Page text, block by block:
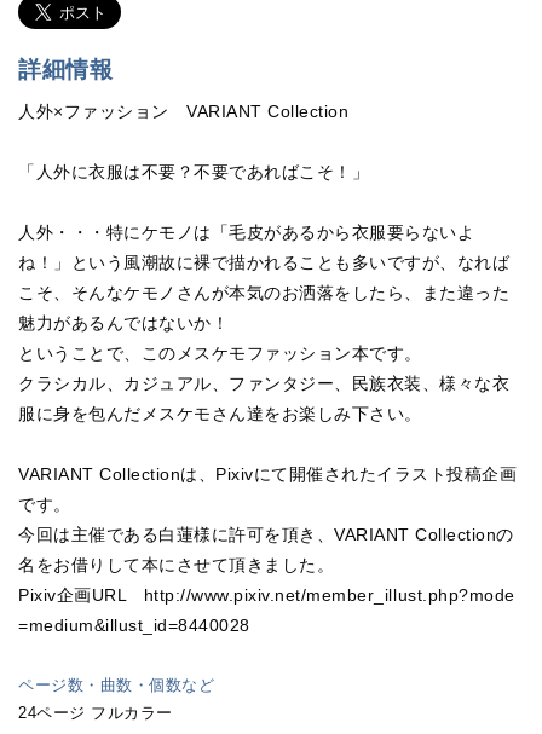
詳細情報
人外×ファッション VARIANT Collection
「人外に衣服は不要？不要であればこそ！」
人外・・・特にケモノは「毛皮があるから衣服要らないよ
ね！」という風潮故に裸で描かれることも多いですが、なれば
こそ、そんなケモノさんが本気のお洒落をしたら、また違った
魅力があるんではないか！
ということで、このメスケモファッション本です。
クラシカル、カジュアル、ファンタジー、民族衣装、様々な衣
服に身を包んだメスケモさん達をお楽しみ下さい。
VARIANT Collectionは、Pixivにて開催されたイラスト投稿企画
です。
今回は主催である白蓮様に許可を頂き、VARIANT Collectionの
名をお借りして本にさせて頂きました。
Pixiv企画URL http://www.pixiv.net/member_illust.php?mode
=medium&illust_id=8440028
ページ数・曲数・個数など
24ページ フルカラー